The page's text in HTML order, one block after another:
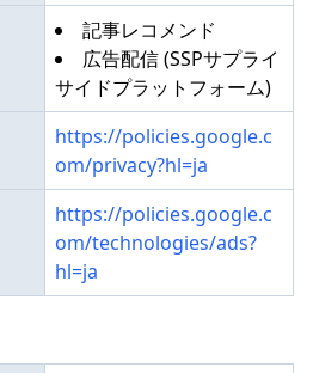
記事レコメンド
広告配信 (SSPサプライ
サイドプラットフォーム)
https://policies.google.c
om/privacy?hl=ja
https://policies.google.c
om/technologies/ads?
hl=ja